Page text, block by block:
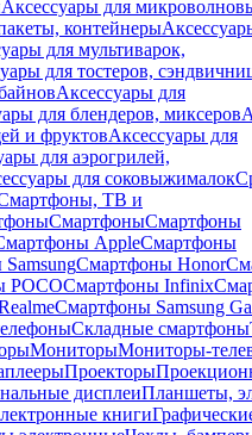
Аксессуары для
контейнеры
для мультиварок,
для тостеров,
Аксессуары для
для блендеров, миксеров
и фруктовАксессуары для
для аэрогрилей,
для соковыжималок
ТВ и
СмартфоныСмартфоны
AppleСмартфоны
Смартфоны Honor
POCOСмартфоны Infinix
Смартфоны Samsung
Складные смартфоны
МониторыМониторы-
Проекторы
дисплеиПланшеты,
книги